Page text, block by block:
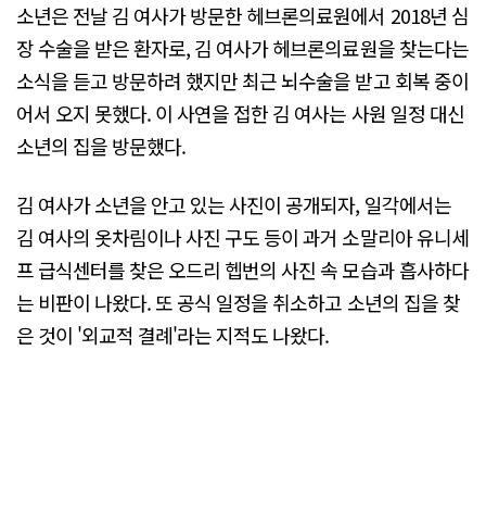
소년은 전날 김 여사가 방문한 헤브론의료원에서 2018년 심
장 수술을 받은 환자로, 김 여사가 헤브론의료원을 찾는다는
소식을 듣고 방문하려 했지만 최근 뇌수술을 받고 회복 중이
어서 오지 못했다. 이 사연을 접한 김 여사는 사원 일정 대신
소년의 집을 방문했다.
김 여사가 소년을 안고 있는 사진이 공개되자, 일각에서는
김 여사의 옷차림이나 사진 구도 등이 과거 소말리아 유니세
프 급식센터를 찾은 오드리 헵번의 사진 속 모습과 흡사하다
는 비판이 나왔다. 또 공식 일정을 취소하고 소년의 집을 찾
은 것이 '외교적 결례'라는 지적도 나왔다.